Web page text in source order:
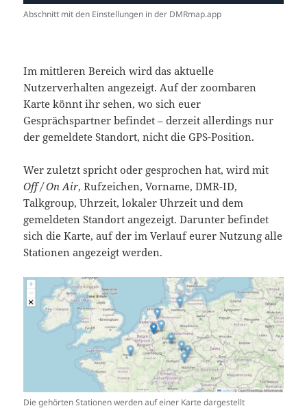
Abschnitt mit den Einstellungen in der DMRmap.app
Im mittleren Bereich wird das aktuelle
Nutzerverhalten angezeigt. Auf der zoombaren
Karte könnt ihr sehen, wo sich euer
Gesprächspartner befindet – derzeit allerdings nur
der gemeldete Standort, nicht die GPS-Position.
Wer zuletzt spricht oder gesprochen hat, wird mit
Off / On Air, Rufzeichen, Vorname, DMR-ID,
Talkgroup, Uhrzeit, lokaler Uhrzeit und dem
gemeldeten Standort angezeigt. Darunter befindet
sich die Karte, auf der im Verlauf eurer Nutzung alle
Stationen angezeigt werden.
Die gehörten Stationen werden auf einer Karte dargestellt